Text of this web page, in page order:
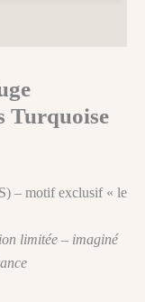
Turquoise
– motif exclusif « le
limitée – imaginé